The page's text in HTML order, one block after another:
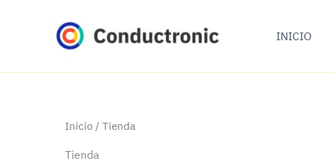
INICIO
Inicio / Tienda
Tienda